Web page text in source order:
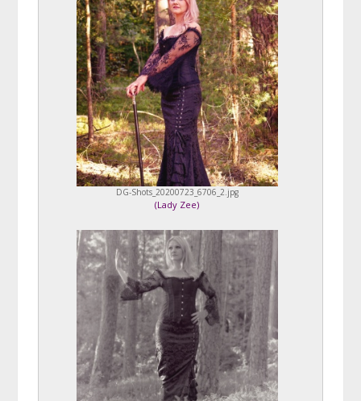
DG-Shots_20200723_6706_2.jpg
(Lady Zee)